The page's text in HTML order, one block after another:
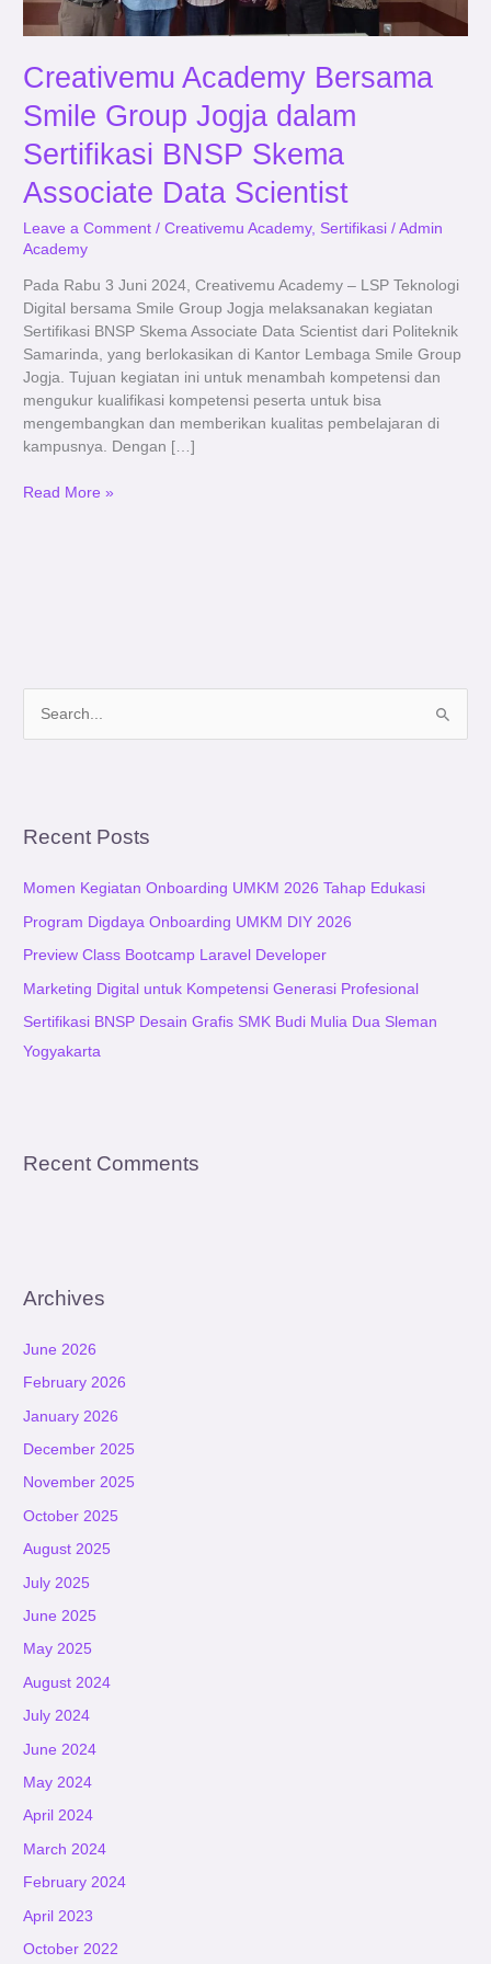
Creativemu Academy Bersama
Smile Group Jogja dalam
Sertifikasi BNSP Skema
Associate Data Scientist
Leave a Comment /Creativemu Academy, Sertifikasi /Admin
Academy
Pada Rabu 3 Juni 2024, Creativemu Academy – LSP Teknologi
Digital bersama Smile Group Jogja melaksanakan kegiatan
Sertifikasi BNSP Skema Associate Data Scientist dari Politeknik
Samarinda, yang berlokasikan di Kantor Lembaga Smile Group
Jogja. Tujuan kegiatan ini untuk menambah kompetensi dan
mengukur kualifikasi kompetensi peserta untuk bisa
mengembangkan dan memberikan kualitas pembelajaran di
kampusnya. Dengan […]
Associate
Scientist
Read More »
c
f
o
r
:
Recent Posts
Momen Kegiatan Onboarding UMKM 2026 Tahap Edukasi
Program Digdaya Onboarding UMKM DIY 2026
Preview Class Bootcamp Laravel Developer
Marketing Digital untuk Kompetensi Generasi Profesional
Sertifikasi BNSP Desain Grafis SMK Budi Mulia Dua Sleman
Yogyakarta
Recent Comments
Archives
June 2026
February 2026
January 2026
December 2025
November 2025
October 2025
August 2025
July 2025
June 2025
May 2025
August 2024
July 2024
June 2024
May 2024
April 2024
March 2024
February 2024
April 2023
October 2022